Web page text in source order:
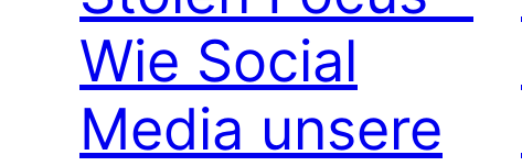
Wie Social
Media unsere